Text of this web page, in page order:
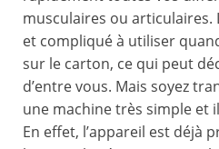
musculaires ou articulaires.
et compliqué à utiliser
sur le carton, ce qui peut
d’entre vous. Mais soyez
une machine très simple et
En effet, l’appareil est déjà